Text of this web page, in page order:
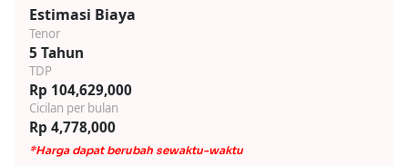
Estimasi Biaya
Tenor
5 Tahun
TDP
Rp 104,629,000
Cicilan per bulan
Rp 4,778,000
*Harga dapat berubah sewaktu-waktu